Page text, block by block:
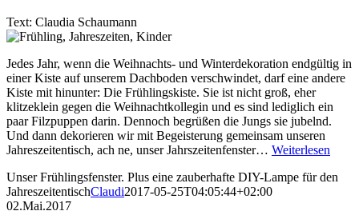
Text: Claudia Schaumann
Jedes Jahr, wenn die Weihnachts- und Winterdekoration endgültig in
einer Kiste auf unserem Dachboden verschwindet, darf eine andere
Kiste mit hinunter: Die Frühlingskiste. Sie ist nicht groß, eher
klitzeklein gegen die Weihnachtkollegin und es sind lediglich ein
paar Filzpuppen darin. Dennoch begrüßen die Jungs sie jubelnd.
Und dann dekorieren wir mit Begeisterung gemeinsam unseren
Jahreszeitentisch, ach ne, unser Jahrszeitenfenster… Weiterlesen
Unser Frühlingsfenster. Plus eine zauberhafte DIY-Lampe für den
JahreszeitentischClaudi2017-05-25T04:05:44+02:00
02.Mai.2017